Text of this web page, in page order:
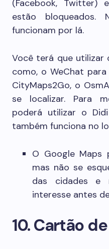
(Facebook, Twitter)
estão bloqueados.
funcionam por lá.
Você terá que utilizar
como, o WeChat
CityMaps2Go, o
se localizar. Para
poderá utilizar o
também funciona no
O Google Maps
mas não se
das cidades e
interesse antes
10. Cartão